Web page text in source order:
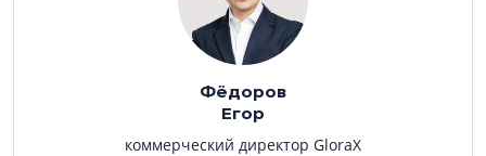
Фёдоров
Егор
коммерческий директор GloraX